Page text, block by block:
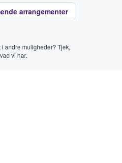
arrangementer
i andre muligheder? Tjek,
vi har.